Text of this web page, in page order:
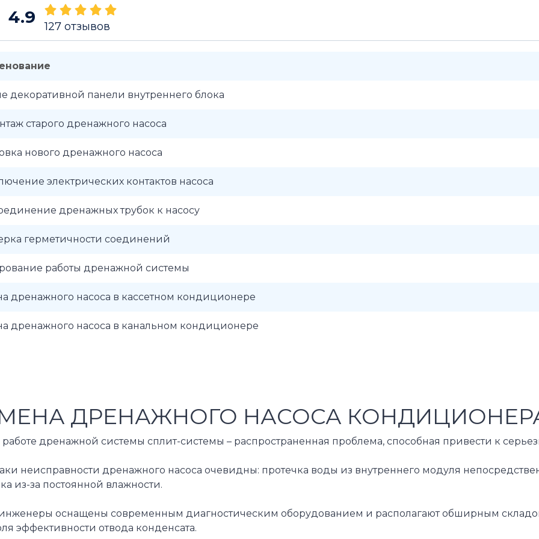
4.9 127 отзывов
декоративной панели внутреннего блока
старого дренажного насоса
нового дренажного насоса
электрических контактов насоса
дренажных трубок к насосу
герметичности соединений
работы дренажной системы
дренажного насоса в кассетном кондиционере
дренажного насоса в канальном кондиционере
ДРЕНАЖНОГО НАСОСА
дренажной системы сплит-системы – распространенная проблема, способная привести к
неисправности дренажного насоса очевидны: протечка воды из внутреннего модуля
из-за постоянной влажности.
оснащены современным диагностическим оборудованием и располагают обширным
эффективности отвода конденсата.